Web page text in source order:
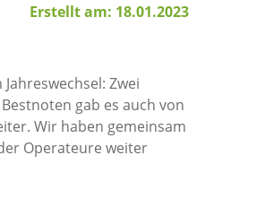
Erstellt am: 18.01.2023
Zwei
gab es auch von
Wir haben gemeinsam
Operateure weiter